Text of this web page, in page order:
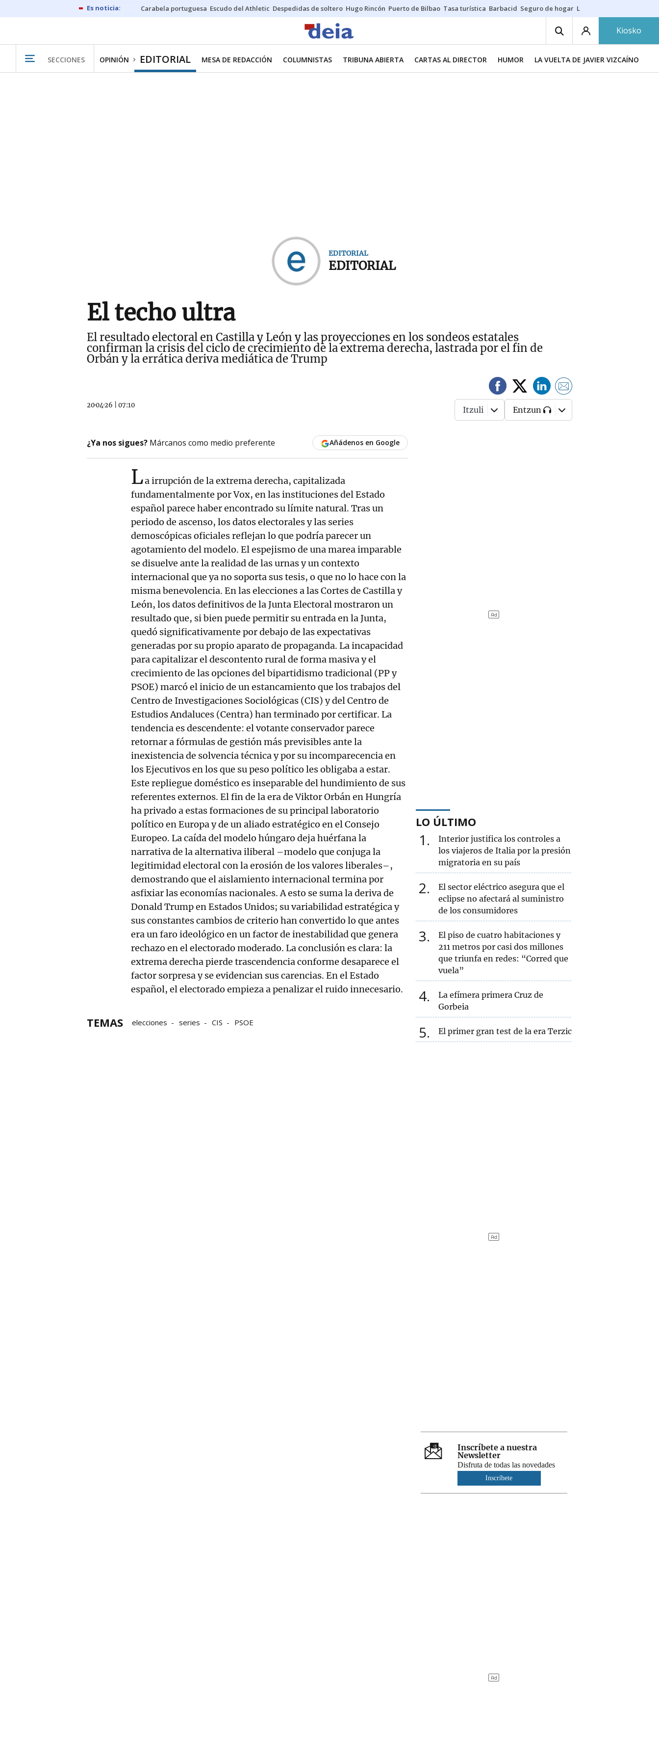
Carabela portuguesa Escudo del Athletic Despedidas de soltero Hugo Rincón Puerto de Bilbao Tasa turística Barbacid Seguro de hogar Lío Athletic-Osasuna
Kiosko
SECCIONES OPINIÓN EDITORIAL MESA DE REDACCIÓN COLUMNISTAS TRIBUNA ABIERTA CARTAS AL DIRECTOR HUMOR LA VUELTA DE JAVIER VIZCAÍNO
EDITORIAL
EDITORIAL
El techo ultra
El resultado electoral en Castilla y León y las proyecciones en los sondeos estatales
confirman la crisis del ciclo de crecimiento de la extrema derecha, lastrada por el fin de
Orbán y la errática deriva mediática de Trump
20·04·26 07:10 Itzuli Entzun
¿Ya nos sigues? Márcanos como medio preferente Añádenos en Google
La irrupción de la extrema derecha, capitalizada
fundamentalmente por Vox, en las instituciones del Estado
español parece haber encontrado su límite natural. Tras un
periodo de ascenso, los datos electorales y las series
demoscópicas oficiales reflejan lo que podría parecer un
agotamiento del modelo. El espejismo de una marea imparable
se disuelve ante la realidad de las urnas y un contexto
internacional que ya no soporta sus tesis, o que no lo hace con la
misma benevolencia. En las elecciones a las Cortes de Castilla y
León, los datos definitivos de la Junta Electoral mostraron un
resultado que, si bien puede permitir su entrada en la Junta,
quedó significativamente por debajo de las expectativas
generadas por su propio aparato de propaganda. La incapacidad
para capitalizar el descontento rural de forma masiva y el
crecimiento de las opciones del bipartidismo tradicional (PP y
PSOE) marcó el inicio de un estancamiento que los trabajos del
Centro de Investigaciones Sociológicas (CIS) y del Centro de
Estudios Andaluces (Centra) han terminado por certificar. La
tendencia es descendente: el votante conservador parece
retornar a fórmulas de gestión más previsibles ante la
inexistencia de solvencia técnica y por su incomparecencia en
los Ejecutivos en los que su peso político les obligaba a estar.
Este repliegue doméstico es inseparable del hundimiento de sus
referentes externos. El fin de la era de Viktor Orbán en Hungría
ha privado a estas formaciones de su principal laboratorio
político en Europa y de un aliado estratégico en el Consejo
Europeo. La caída del modelo húngaro deja huérfana la
narrativa de la alternativa iliberal –modelo que conjuga la
legitimidad electoral con la erosión de los valores liberales–,
demostrando que el aislamiento internacional termina por
asfixiar las economías nacionales. A esto se suma la deriva de
Donald Trump en Estados Unidos; su variabilidad estratégica y
sus constantes cambios de criterio han convertido lo que antes
era un faro ideológico en un factor de inestabilidad que genera
rechazo en el electorado moderado. La conclusión es clara: la
extrema derecha pierde trascendencia conforme desaparece el
factor sorpresa y se evidencian sus carencias. En el Estado
español, el electorado empieza a penalizar el ruido innecesario.
TEMAS elecciones series CIS PSOE
LO ÚLTIMO
1
Interior justifica los controles a
los viajeros de Italia por la presión
migratoria en su país
2
El sector eléctrico asegura que el
eclipse no afectará al suministro
de los consumidores
3
El piso de cuatro habitaciones y
211 metros por casi dos millones
que triunfa en redes: “Corred que
vuela”
4
La efímera primera Cruz de
Gorbeia
5 El primer gran test de la era Terzic
Inscríbete a nuestra
Newsletter
Disfruta de todas las novedades
Inscríbete